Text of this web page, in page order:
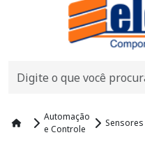
Automação
e Controle
Sensores